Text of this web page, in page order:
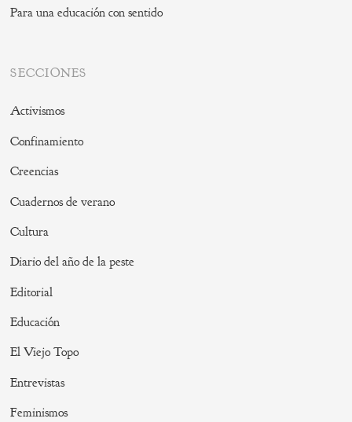
Para una educación con sentido
SECCIONES
Activismos
Confinamiento
Creencias
Cuadernos de verano
Cultura
Diario del año de la peste
Editorial
Educación
El Viejo Topo
Entrevistas
Feminismos